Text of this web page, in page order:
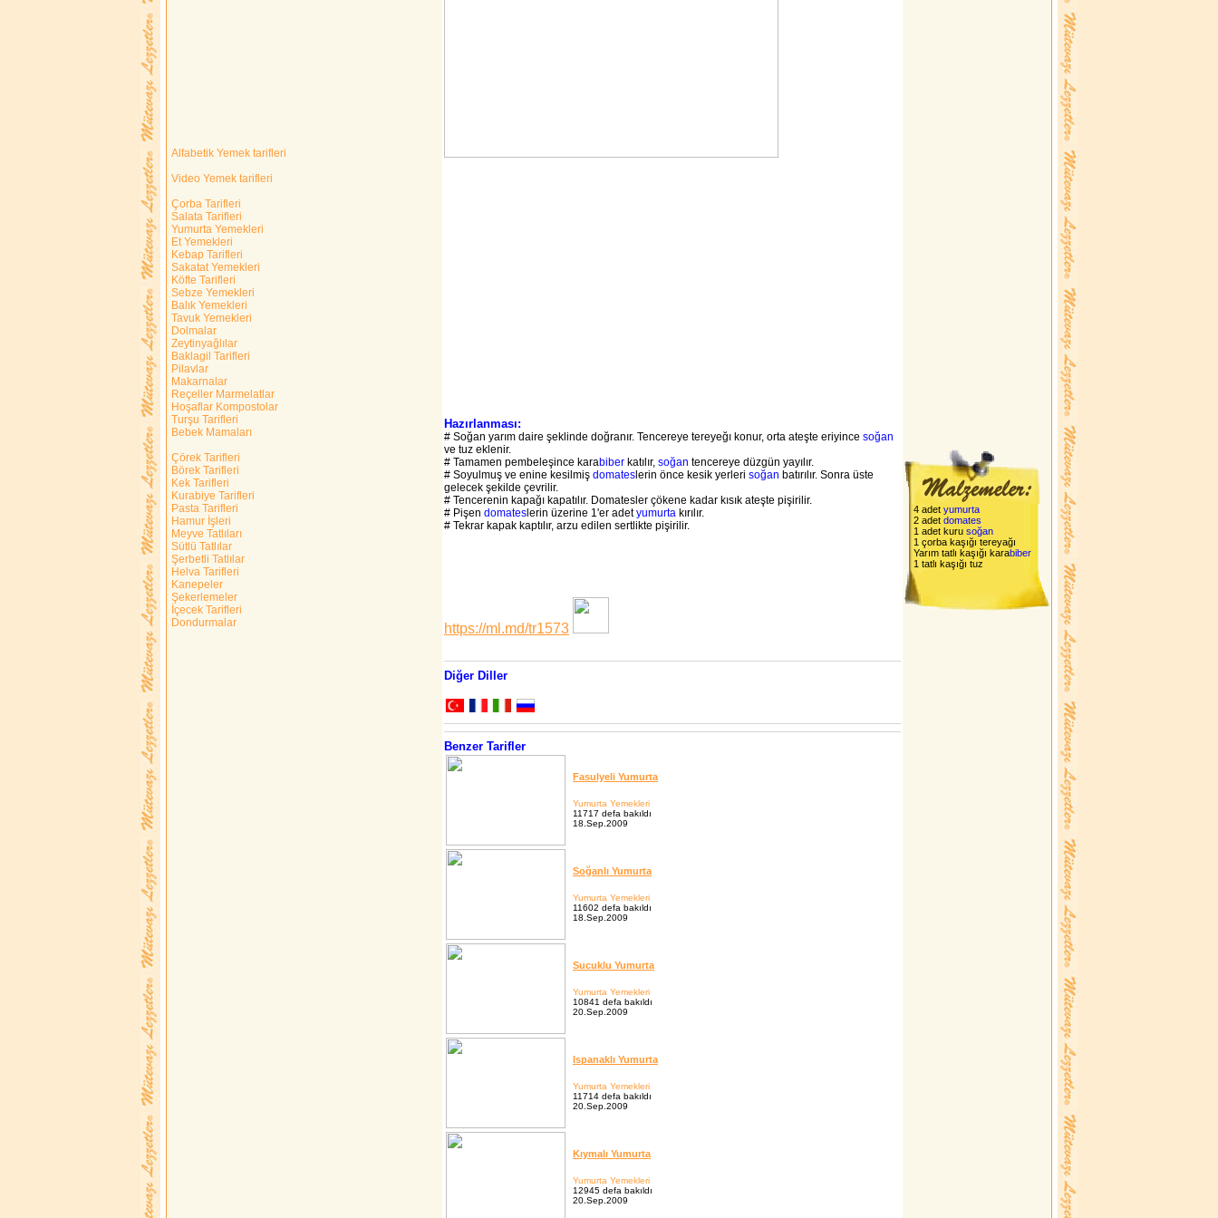
Alfabetik Yemek tarifleri
Video Yemek tarifleri
Çorba Tarifleri
Salata Tarifleri
Yumurta Yemekleri
Et Yemekleri
Kebap Tarifleri
Sakatat Yemekleri
Köfte Tarifleri
Sebze Yemekleri
Balık Yemekleri
Tavuk Yemekleri
Dolmalar
Zeytinyağlılar
Baklagil Tarifleri
Pilavlar
Makarnalar
Reçeller Marmelatlar
Hoşaflar Kompostolar
Turşu Tarifleri
Bebek Mamaları
Çörek Tarifleri
Börek Tarifleri
Kek Tarifleri
Kurabiye Tarifleri
Pasta Tarifleri
Hamur İşleri
Meyve Tatlıları
Sütlü Tatlılar
Şerbetli Tatlılar
Helva Tarifleri
Kanepeler
Şekerlemeler
İçecek Tarifleri
Dondurmalar
Hazırlanması:
# Soğan yarım daire şeklinde doğranır. Tencereye tereyeğı konur, orta ateşte eriyince soğan
ve tuz eklenir.
# Tamamen pembeleşince karabiber katılır, soğan tencereye düzgün yayılır.
# Soyulmuş ve enine kesilmiş domates lerin önce kesik yerleri soğan batırılır. Sonra üste
gelecek şekilde çevrilir.
# Tencerenin kapağı kapatılır. Domatesler çökene kadar kısık ateşte pişirilir.
# Pişen domates lerin üzerine 1'er adetyumurta kırılır.
# Tekrar kapak kaptılır, arzu edilen sertlikte pişirilir.
https://ml.md/tr1573
Diğer Diller
Benzer Tarifler
Fasulyeli Yumurta
Yumurta Yemekleri
11717 defa bakıldı
18.Sep.2009
Soğanlı Yumurta
Yumurta Yemekleri
11602 defa bakıldı
18.Sep.2009
Sucuklu Yumurta
Yumurta Yemekleri
10841 defa bakıldı
20.Sep.2009
Ispanaklı Yumurta
Yumurta Yemekleri
11714 defa bakıldı
20.Sep.2009
Kıymalı Yumurta
Yumurta Yemekleri
12945 defa bakıldı
20.Sep.2009
4 adet yumurta
2 adet domates
1 adet kuru soğan
1 çorba kaşığı tereyağı
Yarım tatlı kaşığı karabiber
1 tatlı kaşığı tuz